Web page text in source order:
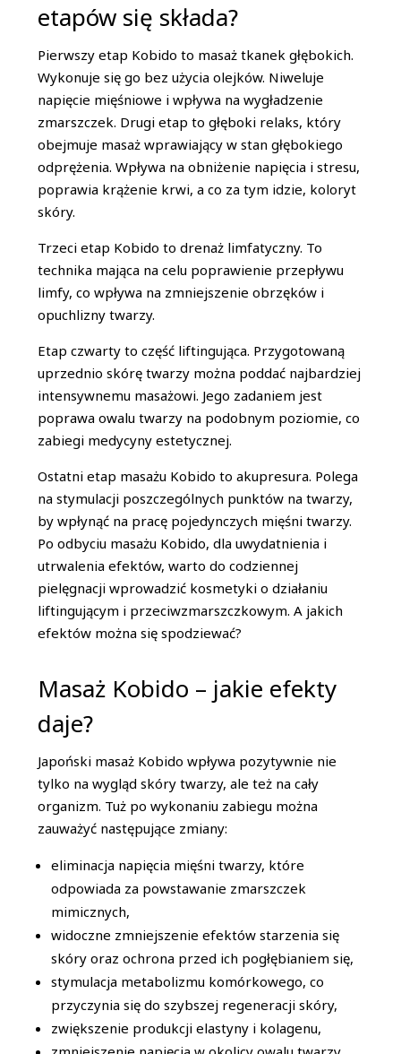
etapów się składa?
Pierwszy etap Kobido to masaż tkanek głębokich.
Wykonuje się go bez użycia olejków. Niweluje
napięcie mięśniowe i wpływa na wygładzenie
zmarszczek. Drugi etap to głęboki relaks, który
obejmuje masaż wprawiający w stan głębokiego
odprężenia. Wpływa na obniżenie napięcia i stresu,
poprawia krążenie krwi, a co za tym idzie, koloryt
skóry.
Trzeci etap Kobido to drenaż limfatyczny. To
technika mająca na celu poprawienie przepływu
limfy, co wpływa na zmniejszenie obrzęków i
opuchlizny twarzy.
Etap czwarty to część liftingująca. Przygotowaną
uprzednio skórę twarzy można poddać najbardziej
intensywnemu masażowi. Jego zadaniem jest
poprawa owalu twarzy na podobnym poziomie, co
zabiegi medycyny estetycznej.
Ostatni etap masażu Kobido to akupresura. Polega
na stymulacji poszczególnych punktów na twarzy,
by wpłynąć na pracę pojedynczych mięśni twarzy.
Po odbyciu masażu Kobido, dla uwydatnienia i
utrwalenia efektów, warto do codziennej
pielęgnacji wprowadzić kosmetyki o działaniu
liftingującym i przeciwzmarszczkowym. A jakich
efektów można się spodziewać?
Masaż Kobido – jakie efekty
daje?
Japoński masaż Kobido wpływa pozytywnie nie
tylko na wygląd skóry twarzy, ale też na cały
organizm. Tuż po wykonaniu zabiegu można
zauważyć następujące zmiany:
eliminacja napięcia mięśni twarzy, które
odpowiada za powstawanie zmarszczek
mimicznych,
widoczne zmniejszenie efektów starzenia się
skóry oraz ochrona przed ich pogłębianiem się,
stymulacja metabolizmu komórkowego, co
przyczynia się do szybszej regeneracji skóry,
zwiększenie produkcji elastyny i kolagenu,